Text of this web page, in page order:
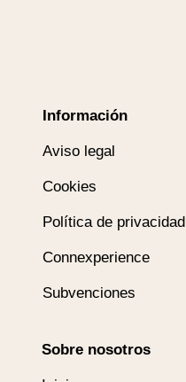
Información
Aviso legal
Cookies
Política de privacidad
Connexperience
Subvenciones
Sobre nosotros